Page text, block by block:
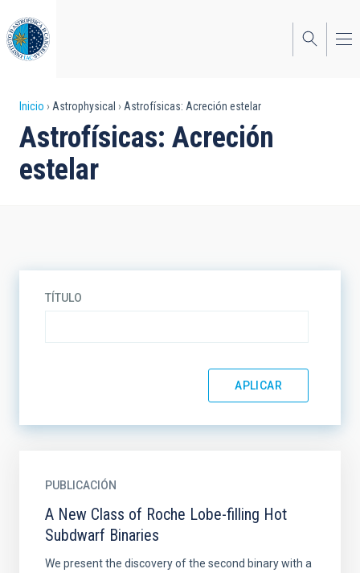
al
contenido
principal
Sobrescribir
enlaces
de
Inicio Astrophysical Astrofísicas: Acreción estelar
Astrofísicas: Acreción
estelar
TÍTULO
PUBLICACIÓN
A New Class of Roche Lobe-filling Hot
Subdwarf Binaries
We present the discovery of the second binary with a